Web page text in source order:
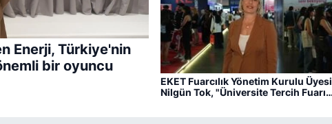
Enerji, Türkiye'nin
bir oyuncu
EKET Fuarcılık Yönetim Kurulu Üyesi
Nilgün Tok, "Üniversite Tercih Fuarı